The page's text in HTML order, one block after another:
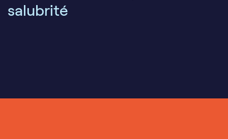
salubrité